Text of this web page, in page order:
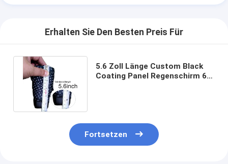
Erhalten Sie Den Besten Preis Für
5.6 Zoll Länge Custom Black
Coating Panel Regenschirm 6
Fortsetzen